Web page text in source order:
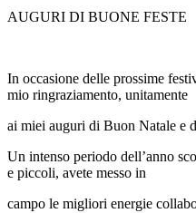
AUGURI DI BUONE FESTE
In occasione delle prossime
mio ringraziamento, unitamente
ai miei auguri di Buon Natale e
Un intenso periodo dell’anno
e piccoli, avete messo in
campo le migliori energie